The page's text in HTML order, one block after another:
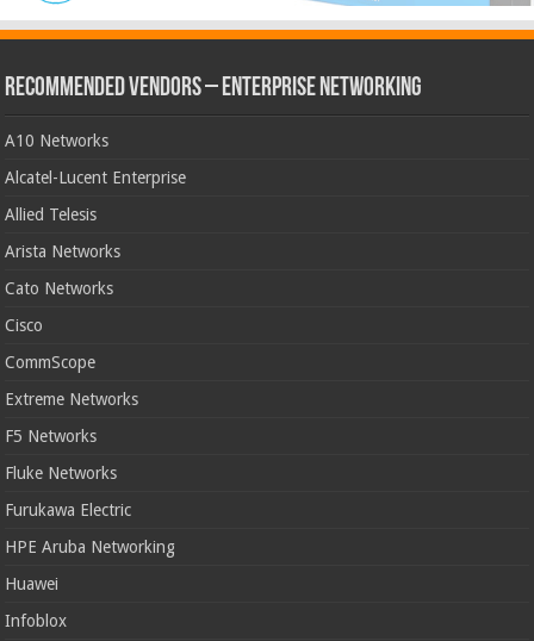
Recommended Vendors – Enterprise Networking
A10 Networks
Alcatel-Lucent Enterprise
Allied Telesis
Arista Networks
Cato Networks
Cisco
CommScope
Extreme Networks
F5 Networks
Fluke Networks
Furukawa Electric
HPE Aruba Networking
Huawei
Infoblox